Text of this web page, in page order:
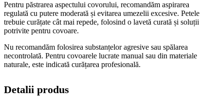
Pentru păstrarea aspectului covorului, recomandăm aspirarea
regulată cu putere moderată și evitarea umezelii excesive. Petele
trebuie curățate cât mai repede, folosind o lavetă curată și soluții
potrivite pentru covoare.
Nu recomandăm folosirea substanțelor agresive sau spălarea
necontrolată. Pentru covoarele lucrate manual sau din materiale
naturale, este indicată curățarea profesională.
Detalii produs